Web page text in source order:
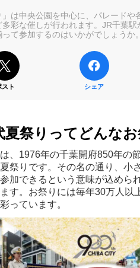
」は中央公園を中心に、パレードや
彩な催しが行われます。JR千葉
て参加するのはいかがでしょうか。
スト シェア
夏祭りってどんなお
、1976年の千葉開府850年の
祭りです。その名の通り、小
加できるという意味が込めら
す。お祭りには毎年30万人以
っています。